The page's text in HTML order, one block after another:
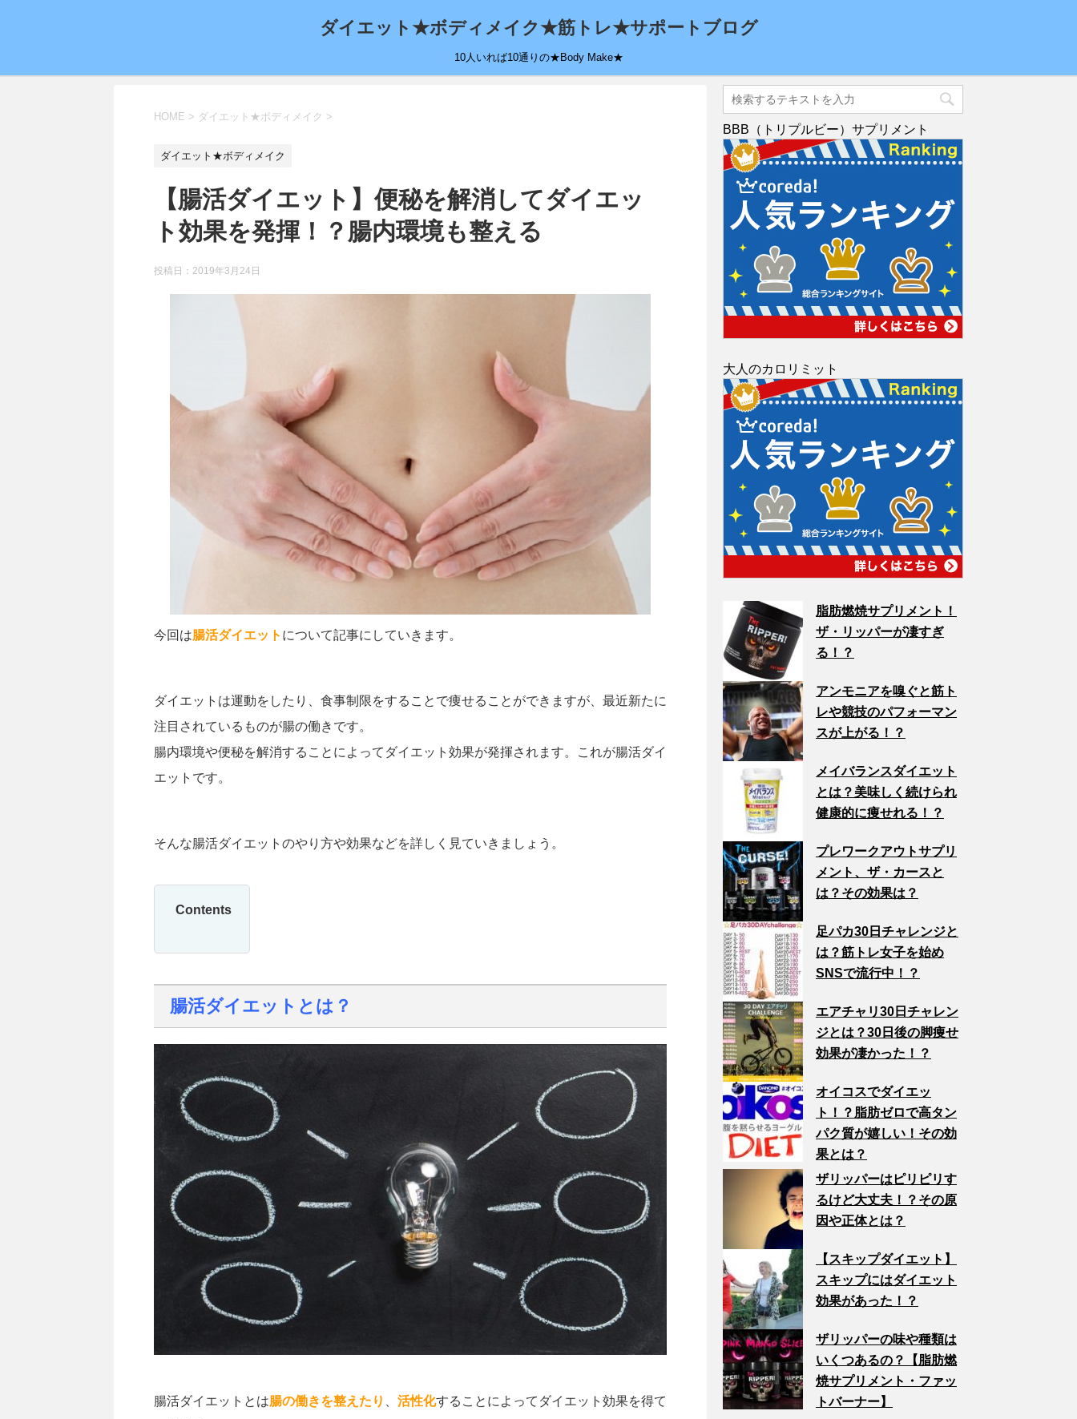
ダイエット★ボディメイク★筋トレ★サポートブログ
10人いれば10通りの★Body Make★
HOME > ダイエット★ボディメイク >
ダイエット★ボディメイク
【腸活ダイエット】便秘を解消してダイエッ
ト効果を発揮！？腸内環境も整える
投稿日： 2019年3月24日
今回は腸活ダイエット について記事にしていきます。
ダイエットは運動をしたり、食事制限をすることで痩せることができますが、最近新たに
注目されているものが腸の働きです。
腸内環境や便秘を解消することによってダイエット効果が発揮されます。これが腸活ダイ
エットです。
そんな腸活ダイエットのやり方や効果などを詳しく見ていきましょう。
Contents
腸活ダイエットとは？
腸活ダイエットとは腸の働きを整えたり 、 活性化することによってダイエット効果を得て
BBB（トリプルビー）サプリメント
大人のカロリミット
脂肪燃焼サプリメント！
ザ・リッパーが凄すぎ
る！？
アンモニアを嗅ぐと筋ト
レや競技のパフォーマン
スが上がる！？
メイバランスダイエット
とは？美味しく続けられ
健康的に痩せれる！？
プレワークアウトサプリ
メント、ザ・カースと
は？その効果は？
足パカ30日チャレンジと
は？筋トレ女子を始め
SNSで流行中！？
エアチャリ30日チャレン
ジとは？30日後の脚痩せ
効果が凄かった！？
オイコスでダイエッ
ト！？脂肪ゼロで高タン
パク質が嬉しい！その効
果とは？
ザリッパーはピリピリす
るけど大丈夫！？その原
因や正体とは？
【スキップダイエット】
スキップにはダイエット
効果があった！？
ザリッパーの味や種類は
いくつあるの？【脂肪燃
焼サプリメント・ファッ
トバーナー】